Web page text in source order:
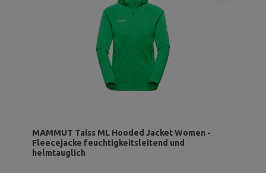
MAMMUT Taiss ML Hooded Jacket Women -
Fleecejacke feuchtigkeitsleitend und
helmtauglich